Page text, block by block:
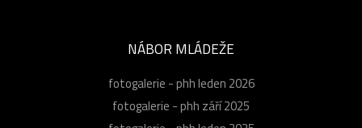
NÁBOR MLÁDEŽE
fotogalerie - phh leden 2026
fotogalerie - phh září 2025